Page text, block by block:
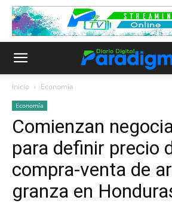
Inicio Economía
Economía
Comienzan
para definir precio
compra-venta de
granza en